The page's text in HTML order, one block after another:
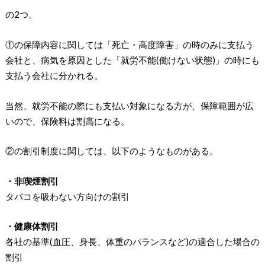
の2つ。
①の保障内容に関しては「死亡・高度障害」の時のみに支払う
会社と、病気を原因とした「就労不能(働けない状態)」の時にも
支払う会社に分かれる。
当然、就労不能の際にも支払い対象になる方が、保障範囲が広
いので、保険料は割高になる。
②の割引制度に関しては、以下のようなものがある。
・非喫煙割引
タバコを吸わない方向けの割引
・健康体割引
各社の基準(血圧、身長、体重のバランスなど)の適合した場合の
割引